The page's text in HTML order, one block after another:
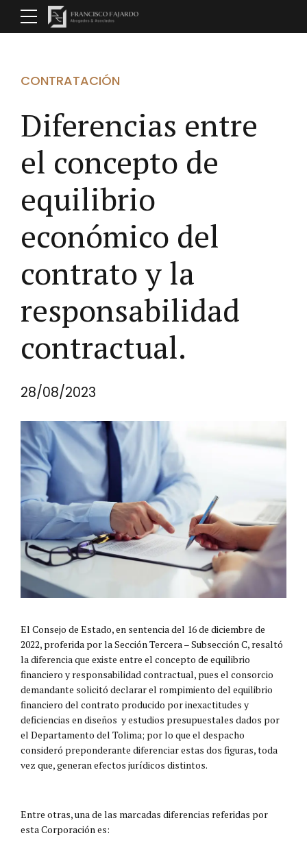
CONTRATACIÓN
Diferencias entre
el concepto de
equilibrio
económico del
contrato y la
responsabilidad
contractual.
28/08/2023
El Consejo de Estado, en sentencia del 16 de diciembre de
2022, proferida por la Sección Tercera – Subsección C, resaltó
la diferencia que existe entre el concepto de equilibrio
financiero y responsabilidad contractual, pues el consorcio
demandante solicitó declarar el rompimiento del equilibrio
financiero del contrato producido por inexactitudes y
deficiencias en diseños y estudios presupuestales dados por
el Departamento del Tolima; por lo que el despacho
consideró preponderante diferenciar estas dos figuras, toda
vez que, generan efectos jurídicos distintos.
Entre otras, una de las marcadas diferencias referidas por
esta Corporación es: